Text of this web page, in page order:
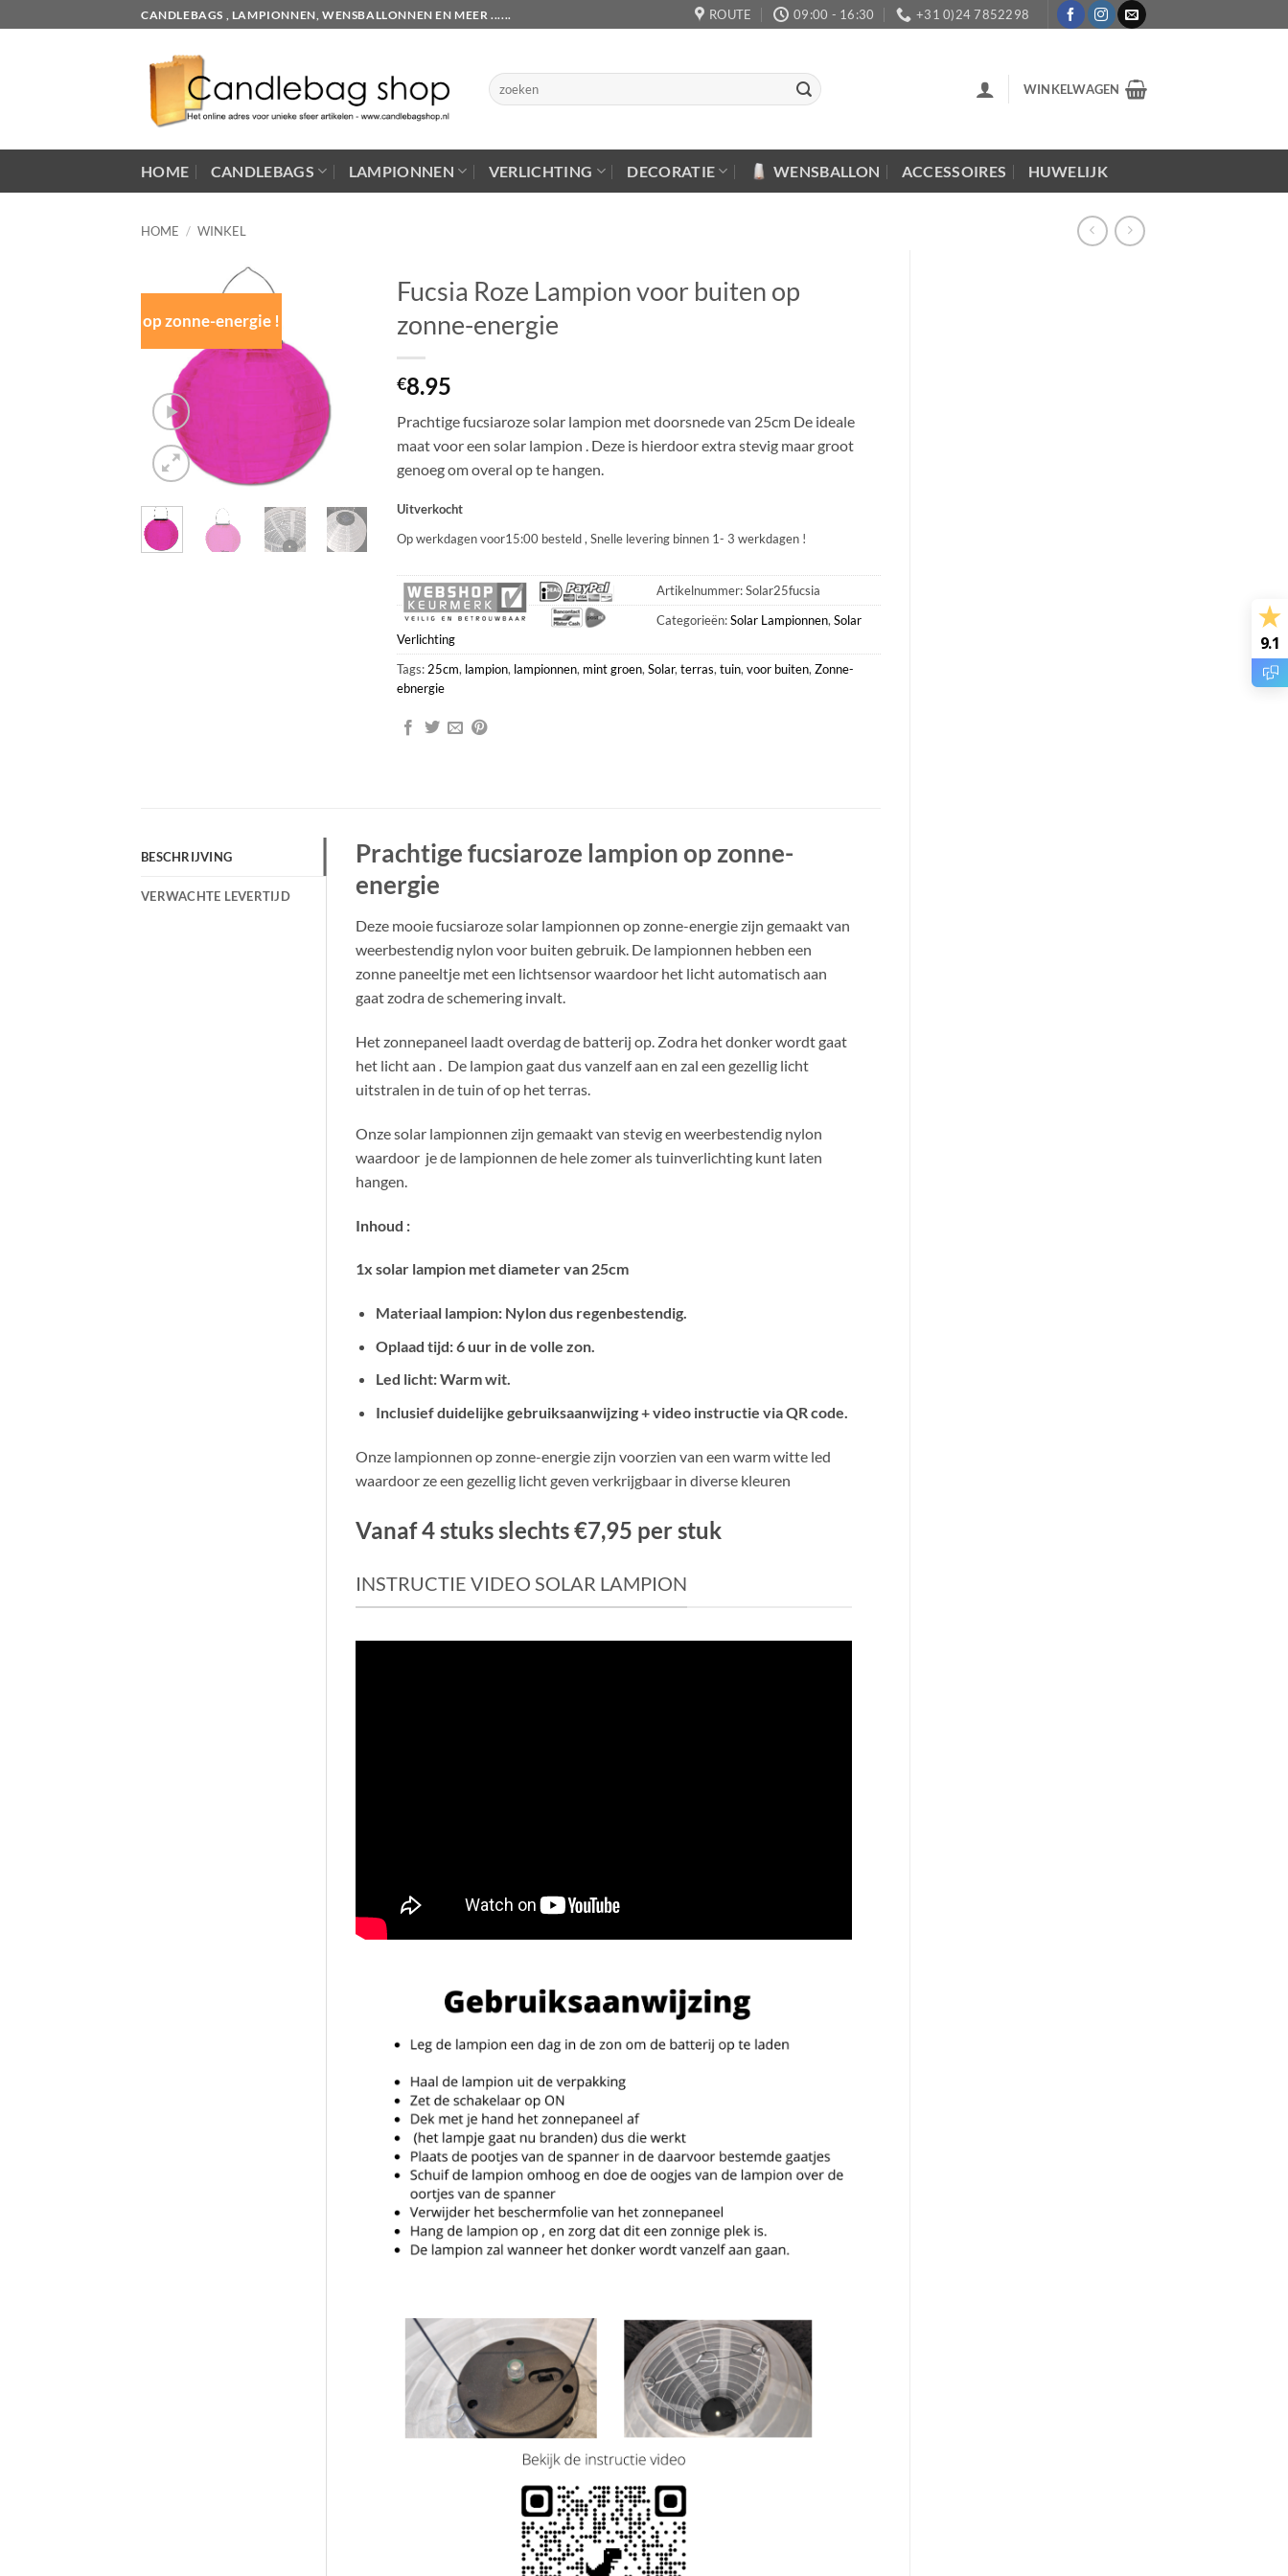
to
CANDLEBAGS , LAMPIONNEN, WENSBALLONNEN EN MEER ...... ROUTE 09:00 - 16:30 +31 0)24 7852298
Zoeken
naar:
WINKELWAGEN
HOME CANDLEBAGS LAMPIONNEN VERLICHTING DECORATIE WENSBALLON ACCESSOIRES HUWELIJK
HOME / WINKEL
op zonne-energie !
Fucsia Roze Lampion voor buiten op
zonne-energie
€8.95
Prachtige fucsiaroze solar lampion met doorsnede van 25cm De ideale
maat voor een solar lampion . Deze is hierdoor extra stevig maar groot
genoeg om overal op te hangen.
Uitverkocht
Op werkdagen voor15:00 besteld , Snelle levering binnen 1- 3 werkdagen !
Artikelnummer:Solar25fucsia
Categorieën:Solar Lampionnen,Solar
Verlichting
Tags: 25cm, lampion, lampionnen, mint groen,Solar,terras,tuin,voor buiten,Zonne-
ebnergie
BESCHRIJVING
VERWACHTE LEVERTIJD
Prachtige fucsiaroze lampion op zonne-
energie
Deze mooie fucsiaroze solar lampionnen op zonne-energie zijn gemaakt van
weerbestendig nylon voor buiten gebruik. De lampionnen hebben een
zonne paneeltje met een lichtsensor waardoor het licht automatisch aan
gaat zodra de schemering invalt.
Het zonnepaneel laadt overdag de batterij op. Zodra het donker wordt gaat
het licht aan . De lampion gaat dus vanzelf aan en zal een gezellig licht
uitstralen in de tuin of op het terras.
Onze solar lampionnen zijn gemaakt van stevig en weerbestendig nylon
waardoor je de lampionnen de hele zomer als tuinverlichting kunt laten
hangen.
Inhoud :
1x solar lampion met diameter van 25cm
Materiaal lampion: Nylon dus regenbestendig.
Oplaad tijd: 6 uur in de volle zon.
Led licht: Warm wit.
Inclusief duidelijke gebruiksaanwijzing + video instructie via QR code.
Onze lampionnen op zonne-energie zijn voorzien van een warm witte led
waardoor ze een gezellig licht geven verkrijgbaar in diverse kleuren
Vanaf 4 stuks slechts €7,95 per stuk
INSTRUCTIE VIDEO SOLAR LAMPION
9.1